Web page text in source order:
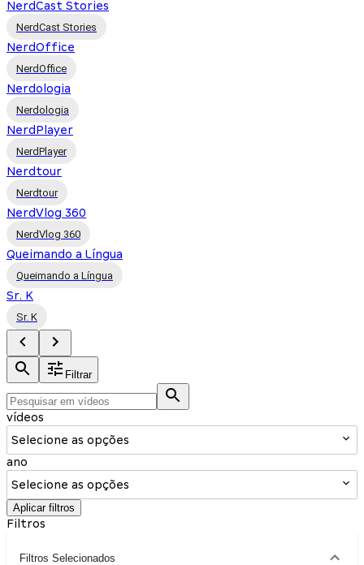
NerdCast Stories
NerdCast Stories
NerdOffice
NerdOffice
Nerdologia
Nerdologia
NerdPlayer
NerdPlayer
Nerdtour
Nerdtour
NerdVlog 360
NerdVlog 360
Queimando a Língua
Queimando a Língua
Sr. K
Sr. K
Filtrar
vídeos
Selecione as opções
ano
Selecione as opções
Aplicar filtros
Filtros
Filtros Selecionados